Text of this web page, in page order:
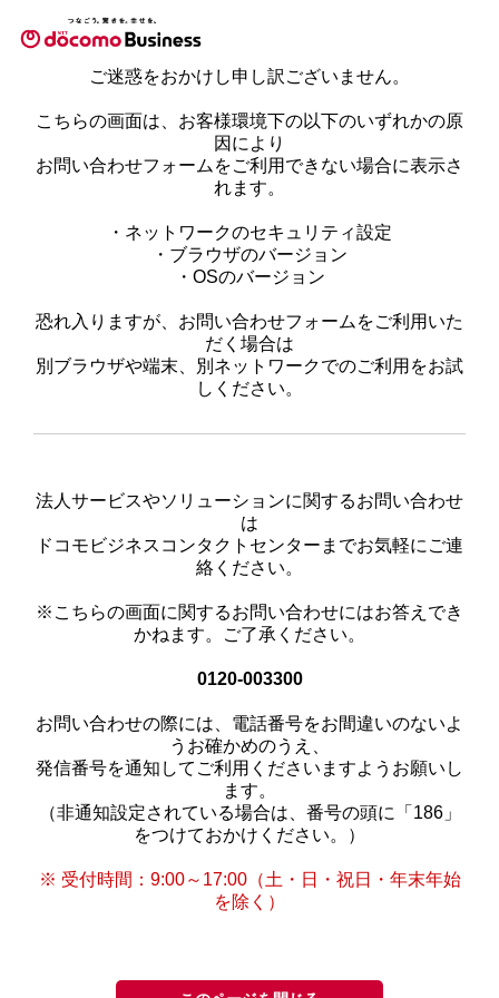
ご迷惑をおかけし申し訳ございません。
こちらの画面は、お客様環境下の以下のいずれかの原
因により
お問い合わせフォームをご利用できない場合に表示さ
れます。
・ネットワークのセキュリティ設定
・ブラウザのバージョン
・OSのバージョン
恐れ入りますが、お問い合わせフォームをご利用いた
だく場合は
別ブラウザや端末、別ネットワークでのご利用をお試
しください。
法人サービスやソリューションに関するお問い合わせ
は
ドコモビジネスコンタクトセンターまでお気軽にご連
絡ください。
※こちらの画面に関するお問い合わせにはお答えでき
かねます。ご了承ください。
0120-003300
お問い合わせの際には、電話番号をお間違いのないよ
うお確かめのうえ、
発信番号を通知してご利用くださいますようお願いし
ます。
（非通知設定されている場合は、番号の頭に「186」
をつけておかけください。）
※ 受付時間：9:00～17:00（土・日・祝日・年末年始
を除く）